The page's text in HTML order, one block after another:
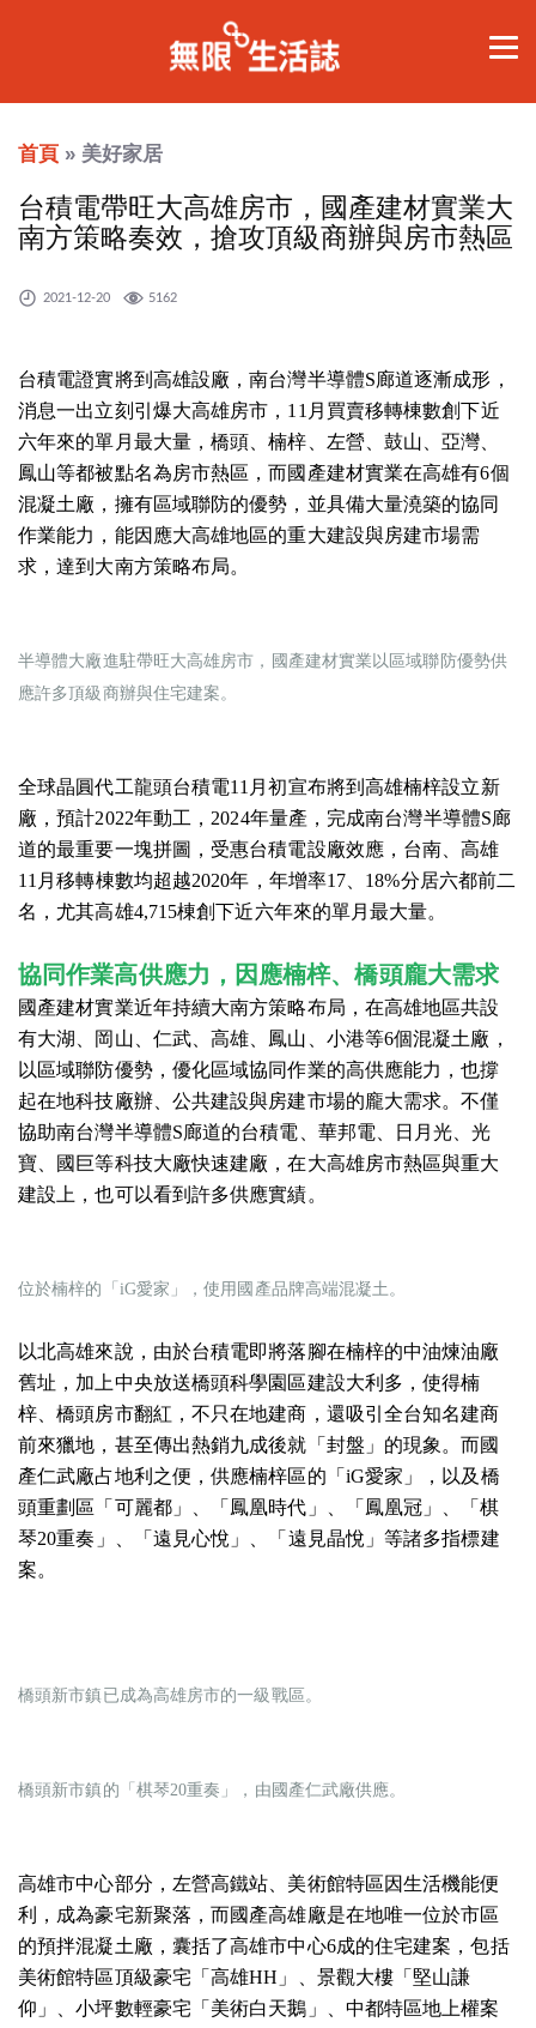
首頁 » 美好家居
台積電帶旺大高雄房市，國產建材實業大
南方策略奏效，搶攻頂級商辦與房市熱區
2021-12-20 5162
台積電證實將到高雄設廠，南台灣半導體S廊道逐漸成形，
消息一出立刻引爆大高雄房市，11月買賣移轉棟數創下近
六年來的單月最大量，橋頭、楠梓、左營、鼓山、亞灣、
鳳山等都被點名為房市熱區，而國產建材實業在高雄有6個
混凝土廠，擁有區域聯防的優勢，並具備大量澆築的協同
作業能力，能因應大高雄地區的重大建設與房建市場需
求，達到大南方策略布局。
半導體大廠進駐帶旺大高雄房市，國產建材實業以區域聯防優勢供
應許多頂級商辦與住宅建案。
全球晶圓代工龍頭台積電11月初宣布將到高雄楠梓設立新
廠，預計2022年動工，2024年量產，完成南台灣半導體S廊
道的最重要一塊拼圖，受惠台積電設廠效應，台南、高雄
11月移轉棟數均超越2020年，年增率17、18%分居六都前二
名，尤其高雄4,715棟創下近六年來的單月最大量。
協同作業高供應力，因應楠梓、橋頭龐大需求
國產建材實業近年持續大南方策略布局，在高雄地區共設
有大湖、岡山、仁武、高雄、鳳山、小港等6個混凝土廠，
以區域聯防優勢，優化區域協同作業的高供應能力，也撐
起在地科技廠辦、公共建設與房建市場的龐大需求。不僅
協助南台灣半導體S廊道的台積電、華邦電、日月光、光
寶、國巨等科技大廠快速建廠，在大高雄房市熱區與重大
建設上，也可以看到許多供應實績。
位於楠梓的「iG愛家」，使用國產品牌高端混凝土。
以北高雄來說，由於台積電即將落腳在楠梓的中油煉油廠
舊址，加上中央放送橋頭科學園區建設大利多，使得楠
梓、橋頭房市翻紅，不只在地建商，還吸引全台知名建商
前來獵地，甚至傳出熱銷九成後就「封盤」的現象。而國
產仁武廠占地利之便，供應楠梓區的「iG愛家」，以及橋
頭重劃區「可麗都」、「鳳凰時代」、「鳳凰冠」、「棋
琴20重奏」、「遠見心悅」、「遠見晶悅」等諸多指標建
案。
橋頭新市鎮已成為高雄房市的一級戰區。
橋頭新市鎮的「棋琴20重奏」，由國產仁武廠供應。
高雄市中心部分，左營高鐵站、美術館特區因生活機能便
利，成為豪宅新聚落，而國產高雄廠是在地唯一位於市區
的預拌混凝土廠，囊括了高雄市中心6成的住宅建案，包括
美術館特區頂級豪宅「高雄HH」、景觀大樓「堅山謙
仰」、小坪數輕豪宅「美術白天鵝」、中都特區地上權案